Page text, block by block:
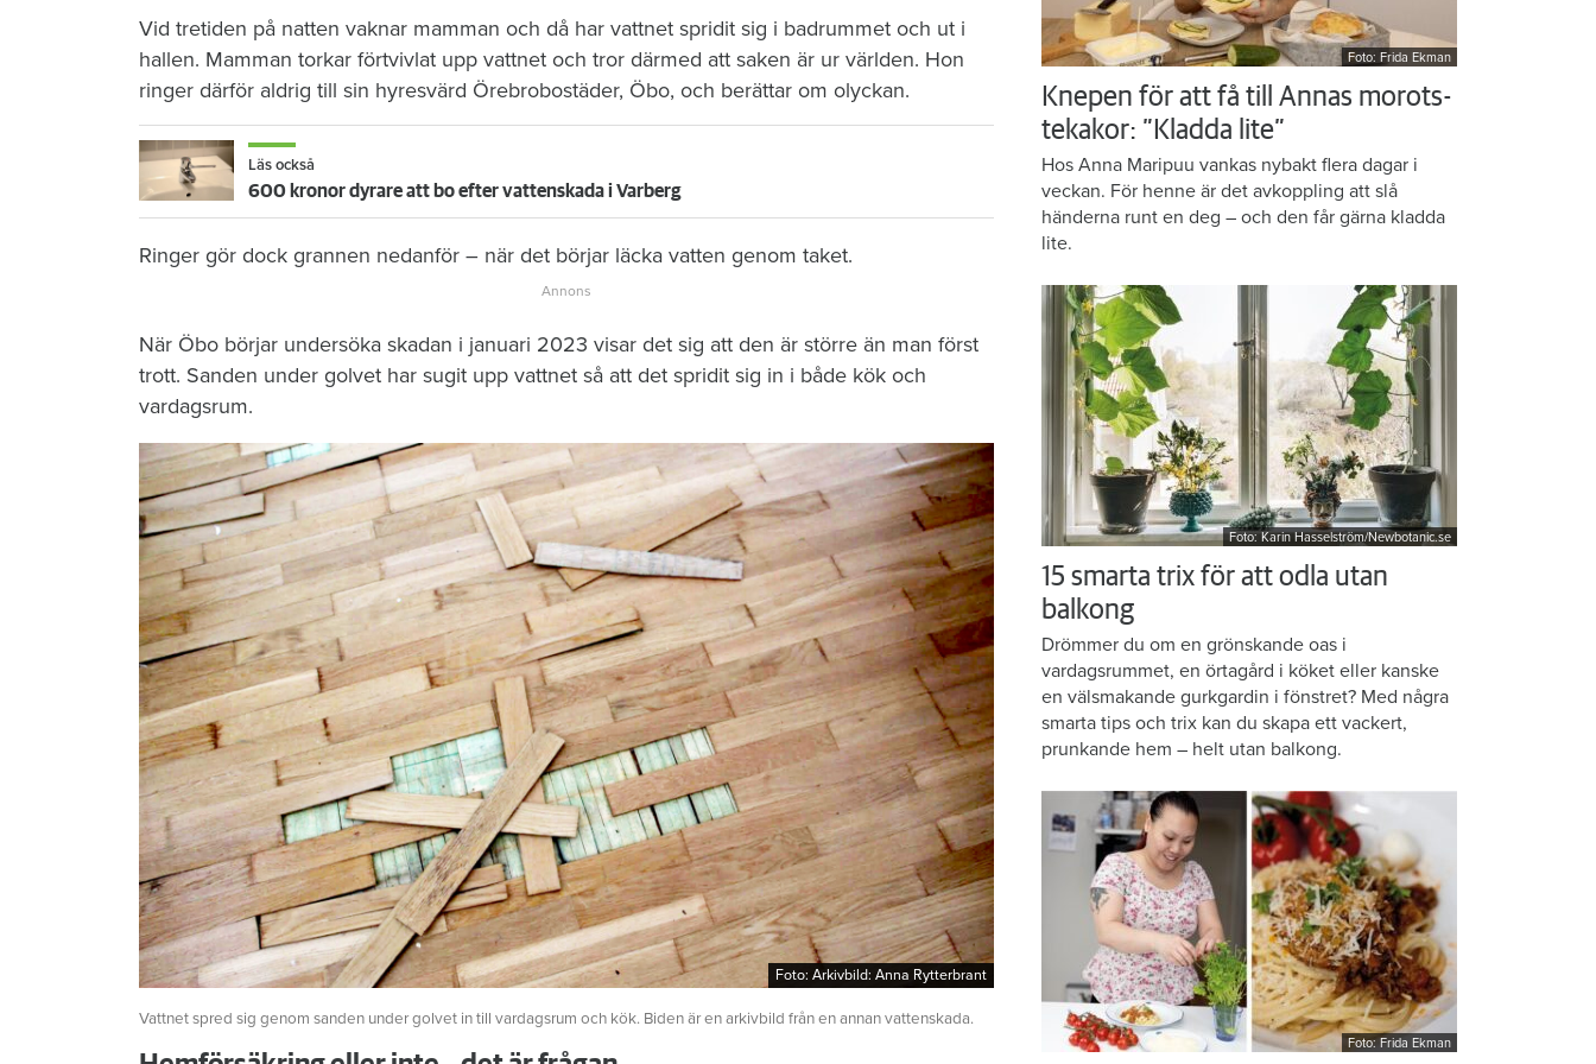
Vid tretiden på natten vaknar mamman och då har vattnet spridit sig i badrummet och ut i
hallen. Mamman torkar förtvivlat upp vattnet och tror därmed att saken är ur världen. Hon
ringer därför aldrig till sin hyresvärd Örebrobostäder, Öbo, och berättar om olyckan.
Läs också
600 kronor dyrare att bo efter vattenskada i Varberg
Ringer gör dock grannen nedanför – när det börjar läcka vatten genom taket.
När Öbo börjar undersöka skadan i januari 2023 visar det sig att den är större än man först
trott. Sanden under golvet har sugit upp vattnet så att det spridit sig in i både kök och
vardagsrum.
Foto: Arkivbild: Anna Rytterbrant
Foto: Arkivbild: Anna Rytterbrant
Vattnet spred sig genom sanden under golvet in till vardagsrum och kök. Biden är en arkivbild från en annan vattenskada.
Foto: Frida Ekman
Knepen för att få till Annas morots-
tekakor: ”Kladda lite”
Hos Anna Maripuu vankas nybakt flera dagar i
veckan. För henne är det avkoppling att slå
händerna runt en deg – och den får gärna kladda
lite.
Foto: Karin Hasselström/Newbotanic.se
15 smarta trix för att odla utan
balkong
Drömmer du om en grönskande oas i
vardagsrummet, en örtagård i köket eller kanske
en välsmakande gurkgardin i fönstret? Med några
smarta tips och trix kan du skapa ett vackert,
prunkande hem – helt utan balkong.
Foto: Frida Ekman